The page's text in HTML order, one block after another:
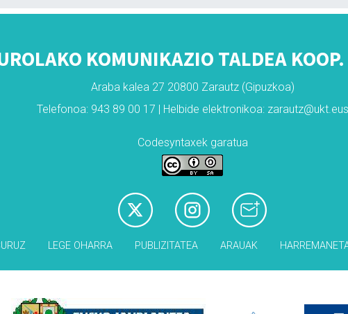
KOMUNIKAZIO TALDEA
Araba kalea 27 20800 Zarautz (Gipuzkoa)
Telefonoa: 943 89 00 17 | Helbide elektronikoa: zarautz@ukt.eus
Codesyntaxek garatua
LEGE OHARRA PUBLIZITATEA ARAUAK